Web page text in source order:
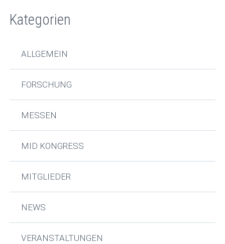
Kategorien
ALLGEMEIN
FORSCHUNG
MESSEN
MID KONGRESS
MITGLIEDER
NEWS
VERANSTALTUNGEN